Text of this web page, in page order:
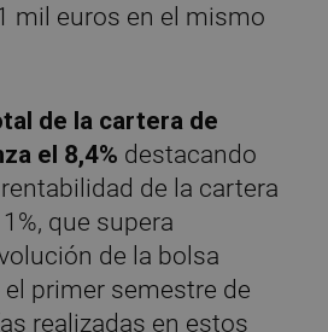
mil euros en el mismo
de la cartera de
el 8,4% destacando
de la cartera
que supera
de la bolsa
primer semestre de
realizadas en estos